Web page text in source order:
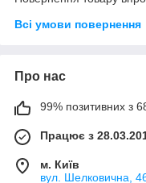
Всі умови повернення
Про нас
99% позитивних з 68
Працює з
м. Київ
вул. Шелковична,